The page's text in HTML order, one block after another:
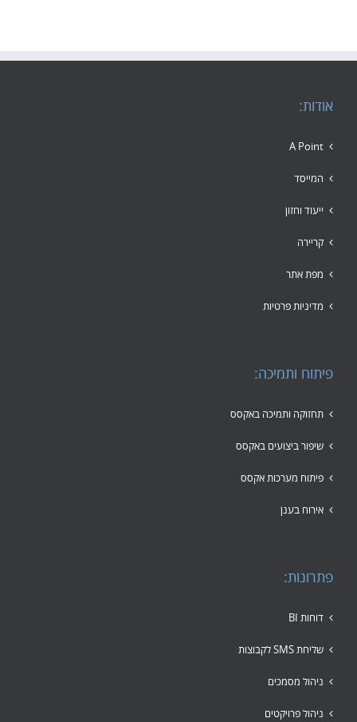
אודות:
A Point
המייסד
ייעוד וחזון
קריירה
מפת אתר
מדיניות פרטיות
פיתוח ותמיכה:
תחזוקה ותמיכה באקסס
שיפור ביצועים באקסס
פיתוח מערכות אקסס
אירוח בענן
פתרונות:
דוחות BI
שליחת SMS לקבוצות
ניהול מסמכים
ניהול פרויקטים